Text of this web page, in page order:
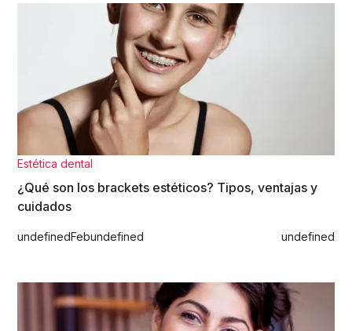
Estética dental
¿Qué son los brackets estéticos? Tipos, ventajas y
cuidados
undefinedFebundefined undefined